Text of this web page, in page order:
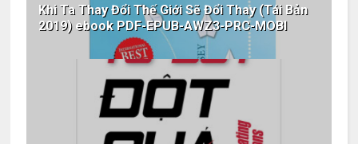
Khi Ta Thay Đổi Thế Giới Sẽ Đổi Thay (Tái Bản
2019) ebook PDF-EPUB-AWZ3-PRC-MOBI